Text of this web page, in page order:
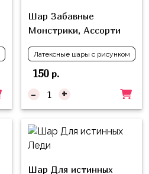
Шар Забавные
Монстрики, Ассорти
Латексные шары с рисунком
150р.
- +
Шар Для истинных